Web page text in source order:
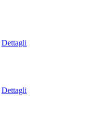
Dettagli
Dettagli